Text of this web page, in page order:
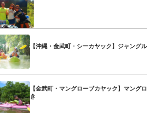
【沖縄・金武町・シーカヤック】ジャン
【金武町・マングローブカヤック】マン
き